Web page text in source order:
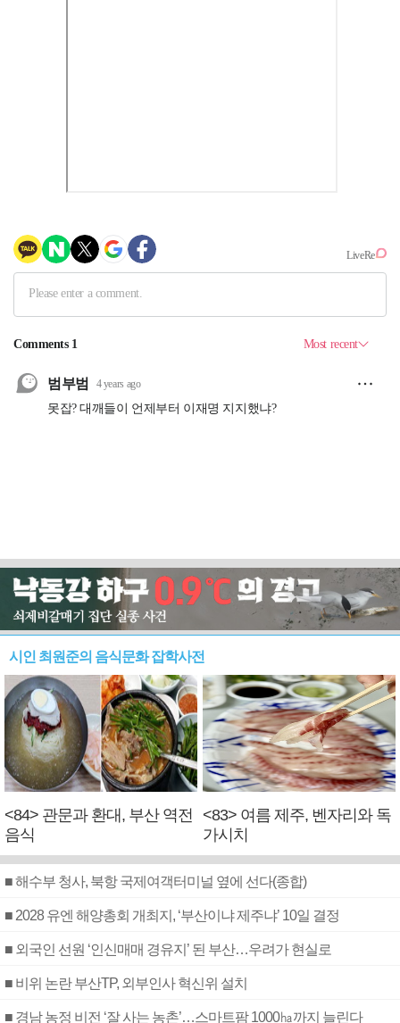
시인 최원준의 음식문화 잡학사전
<84> 관문과 환대, 부산 역전
음식
<83> 여름 제주, 벤자리와 독
가시치
■ 해수부 청사, 북항 국제여객터미널 옆에 선다(종합)
■ 2028 유엔 해양총회 개최지, ‘부산이냐 제주냐’ 10일 결정
■ 외국인 선원 ‘인신매매 경유지’ 된 부산…우려가 현실로
■ 비위 논란 부산TP, 외부인사 혁신위 설치
■ 경남 농정 비전 ‘잘 사는 농촌’…스마트팜 1000㏊까지 늘린다